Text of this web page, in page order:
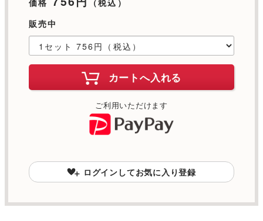
価格
（税込）
販売中
カートへ入れる
ご利用いただけます
ログインしてお気に入り登録